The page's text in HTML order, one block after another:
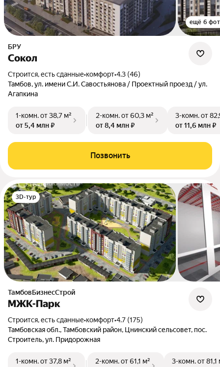
ещё 6
БРУ
Сокол
Строится, есть сданные•комфорт•4.3 (46)
Тамбов, ул. имени С.И. Савостьянова / Проектный проезд / ул.
Агапкина
1-комн.от 38,7 м²
от 5,4 млн ₽
2-комн.от 60,3 м²
от 8,4 млн ₽
3-комн.от
от 11,6 млн ₽
Позвонить
3D-тур
ТамбовБизнесСтрой
МЖК-Парк
Строится, есть сданные•комфорт•4.7 (175)
Тамбовская обл., Тамбовский район, Цнинский сельсовет, пос.
Строитель, ул. Придорожная
1-комн.от 37,8 м² 2-комн.от 61,1 м² 3-комн.от 81,1